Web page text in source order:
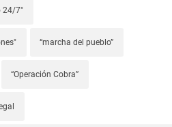
24/7"
“marcha del pueblo”
“Operación Cobra”